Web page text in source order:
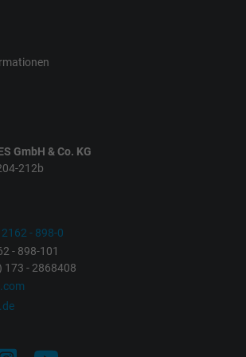
personalisierte Werbung anzeigen.
Google LLC, Google Ads
Dies ist ein Conversion Tracking-Service.
GmbH & Co. KG
212b
- 898-0
- 898-101
173 - 2868408